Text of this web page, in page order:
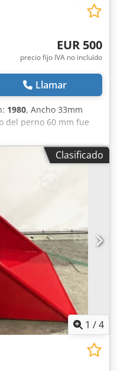
en construcción,
CE y asistencia
solicitud. Dkjdpfx
de envío internacional
el equipo logístico de
EUR 500
precio fijo IVA no incluído
Llamar
1980, Ancho 33mm
del perno 60 mm fue
para trabajos de
Clasificado
1 /4